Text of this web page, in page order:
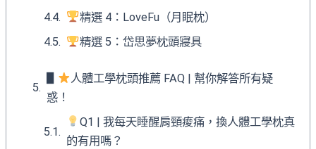
精選 4：LoveFu（月眠枕）
精選 5：岱思夢枕頭寢具
人體工學枕頭推薦 FAQ | 幫你解答所有疑
惑！
Q1 | 我每天睡醒肩頸痠痛，換人體工學枕真
的有用嗎？